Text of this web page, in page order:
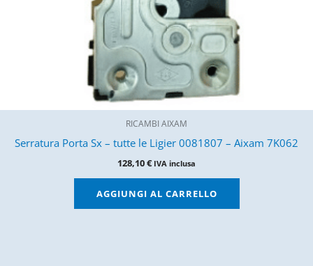
RICAMBI AIXAM
Serratura Porta Sx – tutte le Ligier 0081807 – Aixam 7K062
128,10€ IVA inclusa
AGGIUNGI AL CARRELLO